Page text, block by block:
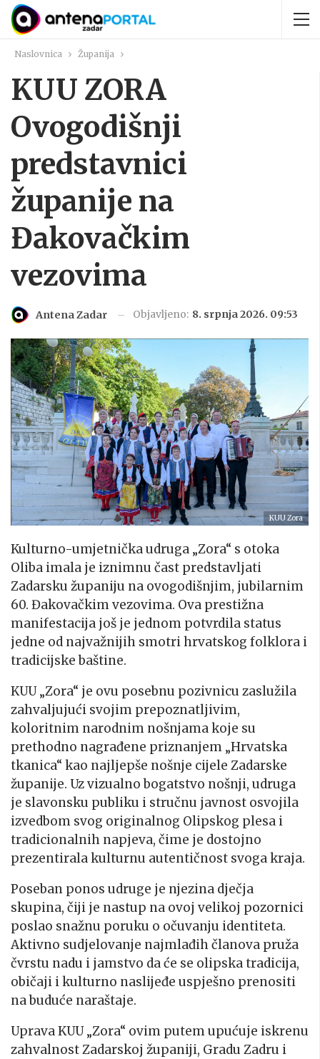
Naslovnica Županija
KUU ZORA
Ovogodišnji
predstavnici
županije na
Đakovačkim
vezovima
Antena Zadar Objavljeno: 8. srpnja 2026. 09:53
KUU Zora
Kulturno-umjetnička udruga „Zora“ s otoka
Oliba imala je iznimnu čast predstavljati
Zadarsku županiju na ovogodišnjim, jubilarnim
60. Đakovačkim vezovima. Ova prestižna
manifestacija još je jednom potvrdila status
jedne od najvažnijih smotri hrvatskog folklora i
tradicijske baštine.
KUU „Zora“ je ovu posebnu pozivnicu zaslužila
zahvaljujući svojim prepoznatljivim,
koloritnim narodnim nošnjama koje su
prethodno nagrađene priznanjem „Hrvatska
tkanica“ kao najljepše nošnje cijele Zadarske
županije. Uz vizualno bogatstvo nošnji, udruga
je slavonsku publiku i stručnu javnost osvojila
izvedbom svog originalnog Olipskog plesa i
tradicionalnih napjeva, čime je dostojno
prezentirala kulturnu autentičnost svoga kraja.
Poseban ponos udruge je njezina dječja
skupina, čiji je nastup na ovoj velikoj pozornici
poslao snažnu poruku o očuvanju identiteta.
Aktivno sudjelovanje najmlađih članova pruža
čvrstu nadu i jamstvo da će se olipska tradicija,
običaji i kulturno naslijeđe uspješno prenositi
na buduće naraštaje.
Uprava KUU „Zora“ ovim putem upućuje iskrenu
zahvalnost Zadarskoj županiji, Gradu Zadru i